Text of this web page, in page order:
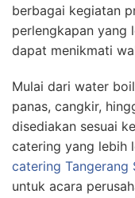
berbagai kegiatan
perlengkapan yang
dapat menikmati
Mulai dari water
panas, cangkir,
disediakan sesuai
catering yang lebih
catering Tangerang
untuk acara